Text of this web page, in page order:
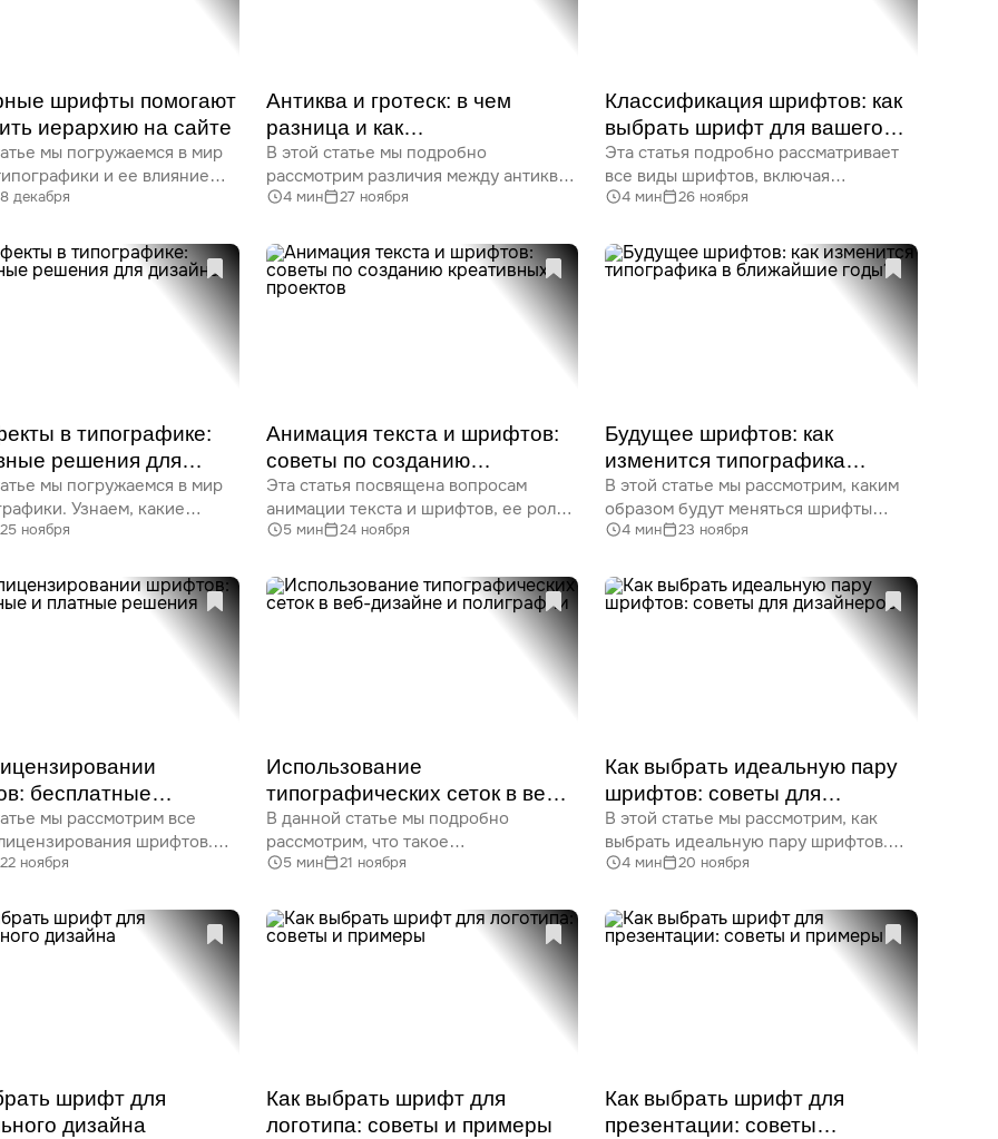
шрифты помогают
иерархию на сайте
мы погружаемся в мир
и ее влияние
иерархии на веб-сайтах.
для повышения
восприятия информации
8 декабря
Антиква и гротеск: в чем
разница и как
их комбинировать?
В этой статье мы подробно
рассмотрим различия между антиквой
и гротеском, их использование
по комбинации этих шрифтов.
Вы узнаете, как правильно подобрать
шрифты для своих проектов, чтобы
достичь оптимального визуального
4 мин 27 ноября
Классификация шрифтов: как
выбрать шрифт для вашего
проекта?
Эта статья подробно рассматривает
все виды шрифтов, включая
классификацию шрифтов с засечками,
Узнайте о их истории, различиях
и популярных шрифтах, а также
получите советы по выбору шрифта
4 мин 26 ноября
в типографике:
решения для
мы погружаемся в мир
Узнаем, какие
она предлагает, как
для этого доступны.
применение 3D-
как объемные шрифты
25 ноября
Анимация текста и шрифтов:
советы по созданию
креативных проектов
Эта статья посвящена вопросам
анимации текста и шрифтов, ее роли
в веб-дизайне, основным типам
советам по созданию креативных
проектов. Мы рассмотрим CSS-
анимации, использование After
5 мин 24 ноября
Будущее шрифтов: как
изменится типографика
в ближайшие годы?
В этой статье мы рассмотрим, каким
образом будут меняться шрифты
и типографика в ближайшие годы.
влияние искусственного интеллекта,
инновации в дизайне шрифтов
и многие другие aspecten, которые
формируют будущее типографики.
4 мин 23 ноября
бесплатные
решения
мы рассмотрим все
шрифтов.
такое лицензия
где купить шрифты
и многое другое.
возможность сделать
22 ноября
Использование
типографических сеток в веб-
дизайне и полиграфии
В данной статье мы подробно
рассмотрим, что такое
типографическая сетка, её основные
в веб-дизайне и полиграфии.
Вы узнаете, как правильно
организовать текст и визуальные
элементы, чтобы повысить удобство
5 мин 21 ноября
Как выбрать идеальную пару
шрифтов: советы для
дизайнеров
В этой статье мы рассмотрим, как
выбрать идеальную пару шрифтов.
Обсудим значение выбора шрифтов,
правила подбора и методы
комбинирования. Также представим
успешные шрифтовые пары и ошибки,
4 мин 20 ноября
шрифт для
дизайна
Как выбрать шрифт для
логотипа: советы и примеры
Как выбрать шрифт для
презентации: советы